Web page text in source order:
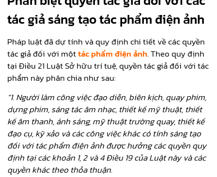
tác giả sáng tạo tác phẩm điện ảnh
Pháp luật đã dự tính và quy định chi tiết về các quyền
tác giả đối với mộttác phẩm điện ảnh. Theo quy định
tại Điều 21 Luật Sở hữu trí tuệ, quyền tác giả đối với tác
phẩm này phân chia như sau:
“1. Người làm công việc đạo diễn, biên kịch, quay phim,
dựng phim, sáng tác âm nhạc, thiết kế mỹ thuật, thiết
kế âm thanh, ánh sáng, mỹ thuật trường quay, thiết kế
đạo cụ, kỹ xảo và các công việc khác có tính sáng tạo
đối với tác phẩm điện ảnh được hưởng các quyền quy
định tại các khoản 1, 2 và 4 Điều 19 của Luật này và các
quyền khác theo thỏa thuận.